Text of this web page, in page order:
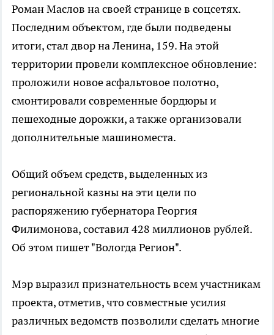
Роман Маслов на своей странице в соцсетях.
Последним объектом, где были подведены
итоги, стал двор на Ленина, 159. На этой
территории провели комплексное обновление:
проложили новое асфальтовое полотно,
смонтировали современные бордюры и
пешеходные дорожки, а также организовали
дополнительные машиноместа.
Общий объем средств, выделенных из
региональной казны на эти цели по
распоряжению губернатора Георгия
Филимонова, составил 428 миллионов рублей.
Об этом пишет "Вологда Регион".
Мэр выразил признательность всем участникам
проекта, отметив, что совместные усилия
различных ведомств позволили сделать многие